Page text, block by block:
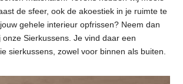
de sfeer, ook de akoestiek in je ruimte te
gehele interieur opfrissen? Neem dan
onze Sierkussens. Je vind daar een
sierkussens, zowel voor binnen als buiten.